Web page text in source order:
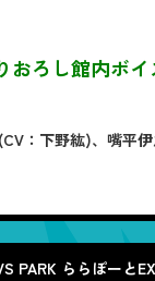
ろし館内ボイ
：下野紘)、嘴
PARK ららぽーと